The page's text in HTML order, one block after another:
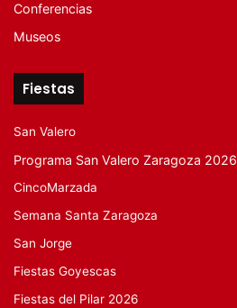
Conferencias
Museos
Fiestas
San Valero
Programa San Valero Zaragoza 2026
CincoMarzada
Semana Santa Zaragoza
San Jorge
Fiestas Goyescas
Fiestas del Pilar 2026